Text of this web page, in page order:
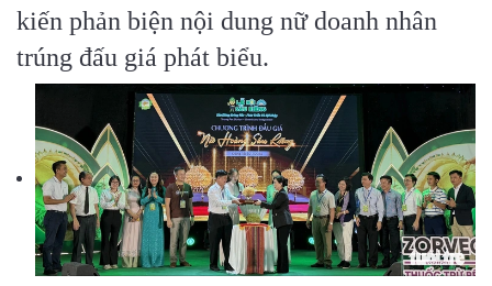
kiến phản biện nội dung nữ doanh nhân
trúng đấu giá phát biểu.